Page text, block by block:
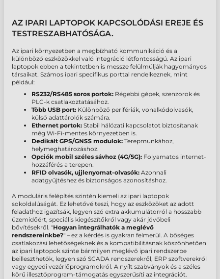
AZ IPARI LAPTOPOK KAPCSOLÓDÁSI EREJE ÉS
TESTRESZABHATÓSÁGA.
Az ipari környezetben a megbízható kommunikáció és a
különböző eszközökkel való integráció létfontosságú. Az ipari
laptopok ebben a tekintetben is messze felülmúlják hagyományos
társaikat. Számos ipari specifikus porttal rendelkeznek, mint
például:
RS232/RS485 soros portok: Régebbi gépek, szenzorok és
PLC-k csatlakoztatásához.
Több USB port: Különböző perifériák, vonalkódolvasók,
külső adattárolók számára.
Ethernet portok: Stabil hálózati kapcsolatot biztosítanak
még Wi-Fi-mentes környezetben is.
Dedikált GPS/GNSS modulok: Terepmunkához,
helymeghatározáshoz.
Opciók mobil széles sávhoz (4G/5G): Folyamatos internet-
hozzáférés a terepen.
RFID olvasók, ujjlenyomat-olvasók: Azonnali
adatgyűjtéshez és biztonságos azonosításhoz.
A moduláris felépítés szintén kiemeli az ipari laptopok
sokoldalúságát. Ez lehetővé teszi, hogy az eszközöket az adott
feladathoz igazítsák, legyen szó extra akkumulátorról a hosszabb
üzemidőért, speciális kiegészítőkről vagy akár jövőbeli
bővítésekről. "Hogyan integrálhatók a meglévő
rendszereinkbe?" – ez a kérdés is gyakran felmerül. A bőséges
csatlakozási lehetőségeknek és a kompatibilitásnak köszönhetően
az ipari laptopok szinte bármilyen meglévő ipari rendszerbe
beilleszthetők, legyen szó SCADA rendszerekről, ERP szoftverekről
vagy egyedi vezérlőprogramokról. A nyílt szabványok és a széles
körű illesztőprogram-támogatás egyszerűsíti az integrációt.